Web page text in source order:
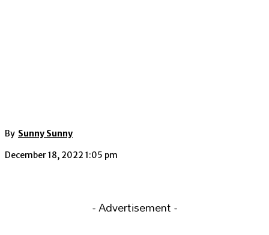
By Sunny Sunny
December 18, 2022 1:05 pm
- Advertisement -